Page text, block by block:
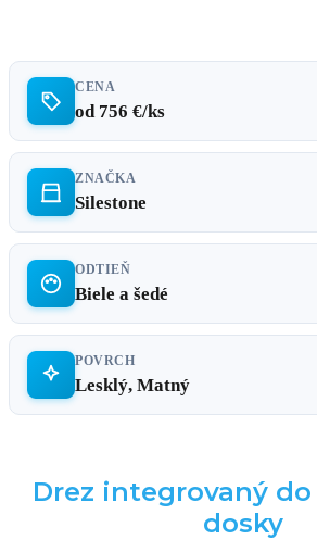
CENA
od 756 €/ks
ZNAČKA
Silestone
ODTIEŇ
Biele a šedé
POVRCH
Lesklý, Matný
Drez integrovaný
dosky